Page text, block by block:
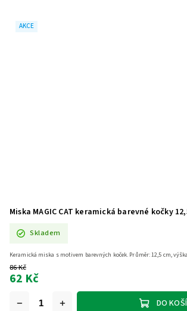
AKCE
Miska MAGIC CAT keramická barevné kočky
Skladem
86 Kč
62 Kč
DO
Keramická miska s motivem barevných koček. Průměr: 12,5 cm,